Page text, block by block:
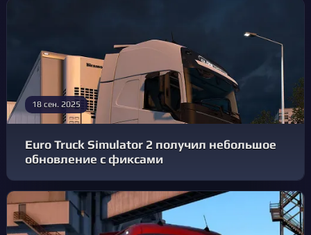
18 сен. 2025
Euro Truck Simulator 2 получил небольшое
обновление с фиксами